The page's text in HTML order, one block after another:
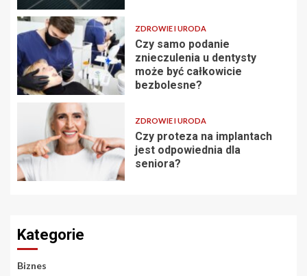
ZDROWIE I URODA
Czy samo podanie
znieczulenia u dentysty
może być całkowicie
bezbolesne?
ZDROWIE I URODA
Czy proteza na implantach
jest odpowiednia dla
seniora?
Kategorie
Biznes